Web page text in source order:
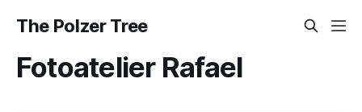
The Polzer Tree
Fotoatelier Rafael